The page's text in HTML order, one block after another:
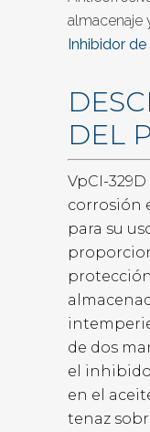
almacenaje
Inhibidor
DEL
VpCI-
corrosión
para su
de dos
el
en el
tenaz